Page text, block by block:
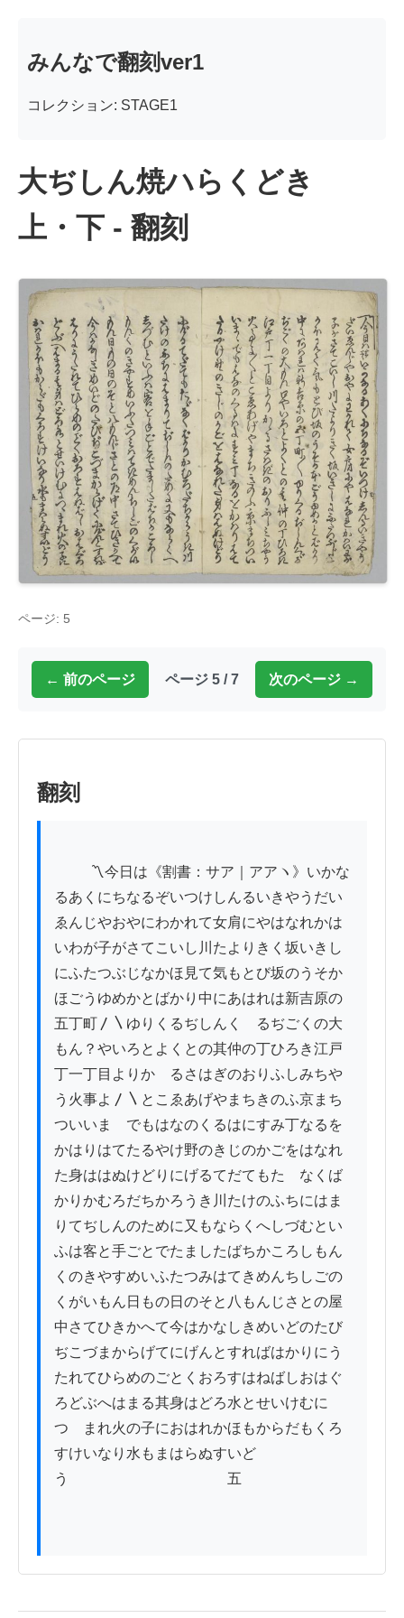
みんなで翻刻ver1
コレクション: STAGE1
大ぢしん焼ハらくどき
上・下 - 翻刻
ページ: 5
← 前のページ ページ 5 / 7 次のページ →
翻刻
るあくにちなるぞいつけしんるいきやうだい
ゑんじやおやにわかれて女肩にやはなれかは
いわが子がさてこいし川たよりきく坂いきし
にふたつぶじなかほ見て気もとび坂のうそか
ほごうゆめかとばかり中にあはれは新吉原の
五丁町〳〵ゆりくるぢしんくゞるぢごくの大
もん？やいろとよくとの其仲の丁ひろき江戸
丁一丁目よりかゝるさはぎのおりふしみちや
う火事よ〳〵とこゑあげやまちきのふ京まち
ついいまゝでもはなのくるはにすみ丁なるを
かはりはてたるやけ野のきじのかごをはなれ
た身ははぬけどりにげるてだてもたゞなくば
かりかむろだちかろうき川たけのふちにはま
りてぢしんのために又もならくへしづむとい
ふは客と手ごとでたましたばちかころしもん
くのきやすめいふたつみはてきめんちしごの
くがいもん日もの日のそと八もんじさとの屋
中さてひきかへて今はかなしきめいどのたび
ぢこづまからげてにげんとすればはかりにう
たれてひらめのごとくおろすはねばしおはぐ
ろどぶへはまる其身はどろ水とせいけむに
つゝまれ火の子におはれかほもからだもくろ
すけいなり水もまはらぬすいど
う　　　　　　　　　　　五